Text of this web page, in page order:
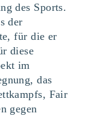
des Sports.
der
für die er
diese
im
das
Fair
gegen